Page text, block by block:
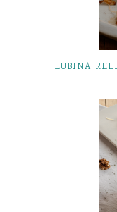
LUBINA